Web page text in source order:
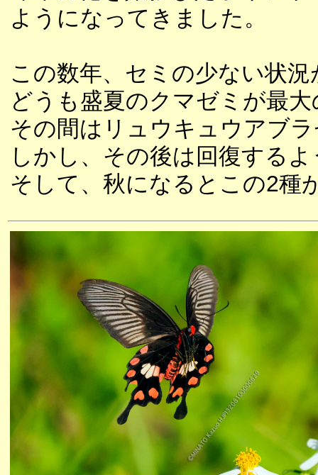
ようになってきました。
この数年、セミの少ない状
どうも盛夏のクマゼミが最
その間はリュウキュウアブ
しかし、その後は回復する
そして、秋になるとこの2種